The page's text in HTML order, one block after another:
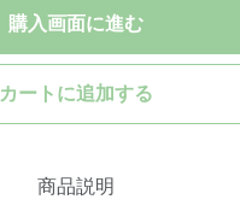
購入画面に進む
カートに追加する
商品説明